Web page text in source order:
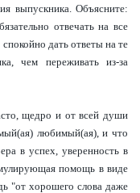
выпускника. Объясните:
отвечать на все
дать ответы на те
чем переживать из-за
щедро и от всей души
любимый(ая), и что
в успех, уверенность в
помощь в виде
"от хорошего слова даже